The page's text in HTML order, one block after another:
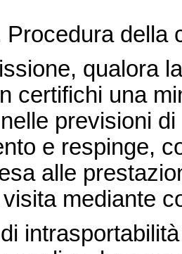
Procedura della
qualora
certifichi una
previsioni
e respinge,
alle
mediante
intrasportabilità